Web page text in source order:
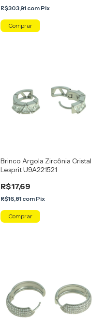
R$303,91 com Pix
Comprar
Brinco Argola Zircônia Cristal
Lesprit U9A221521
R$17,69
R$16,81 com Pix